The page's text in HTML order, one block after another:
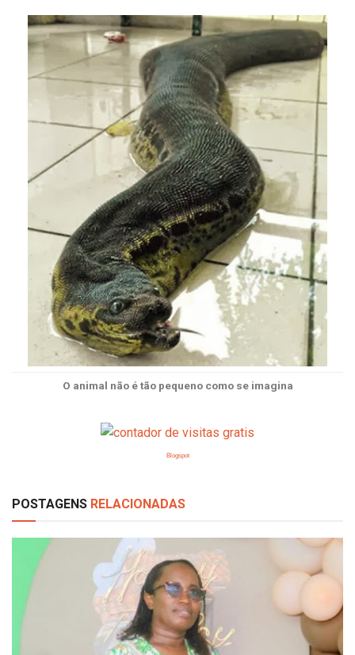
O animal não é tão pequeno como se imagina
Blogspot
POSTAGENS RELACIONADAS